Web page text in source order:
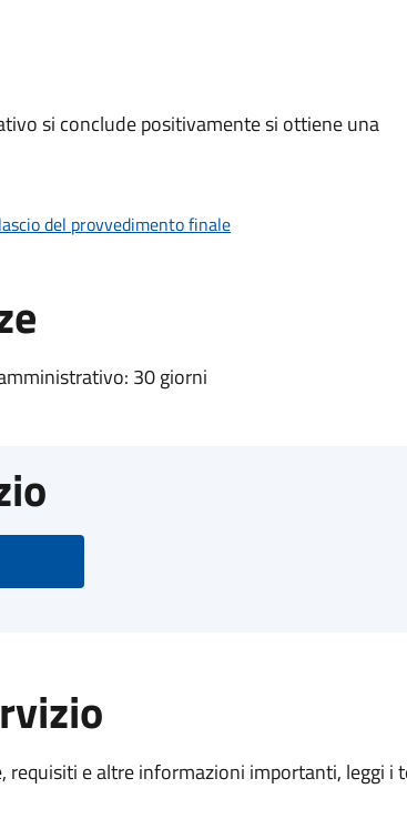
si conclude positivamente si ottiene una
del provvedimento finale
30 giorni
requisiti e altre informazioni importanti, leggi i